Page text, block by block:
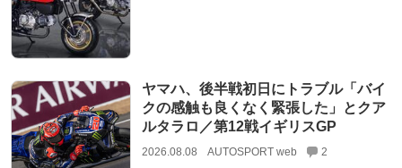
ヤマハ、後半戦初日にトラブル「バイ
クの感触も良くなく緊張した」とクア
ルタラロ／第12戦イギリスGP
2026.08.08 AUTOSPORT web 2